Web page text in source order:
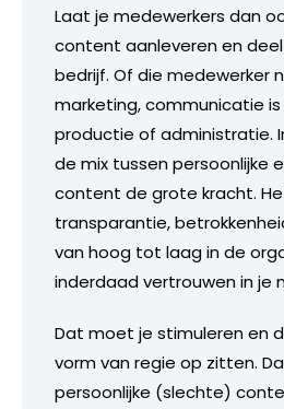
Laat je medewerkers dan
content aanleveren en
bedrijf. Of die medewerker
marketing, communicatie
productie of administratie.
de mix tussen persoonlijke
content de grote kracht.
transparantie,
van hoog tot laag in de
inderdaad vertrouwen in je
Dat moet je stimuleren en
vorm van regie op zitten.
persoonlijke (slechte)